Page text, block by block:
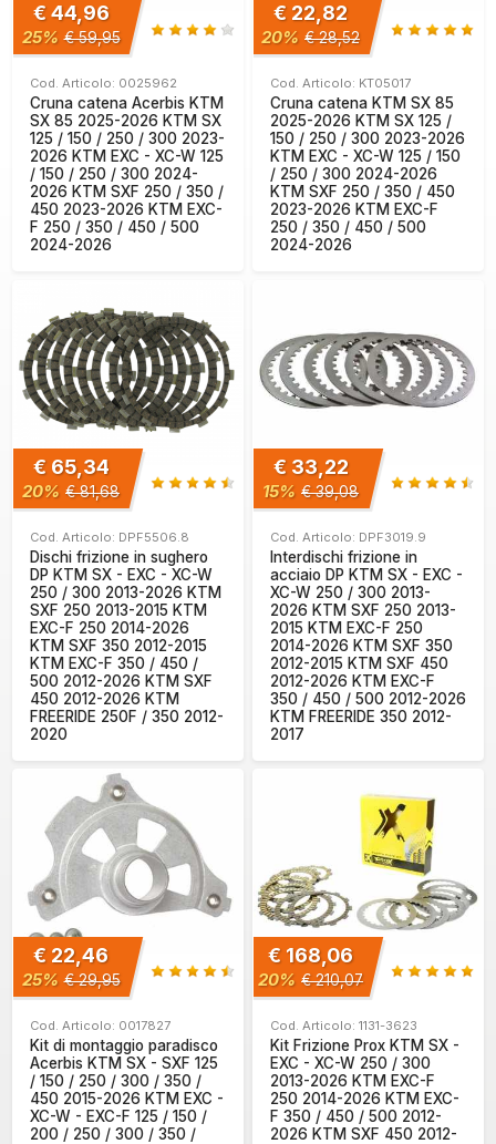
€ 44,96
25% € 59,95
Cod. Articolo: 0025962
Cruna catena Acerbis KTM
SX 85 2025-2026 KTM SX
125 / 150 / 250 / 300 2023-
2026 KTM EXC - XC-W 125
/ 150 / 250 / 300 2024-
2026 KTM SXF 250 / 350 /
450 2023-2026 KTM EXC-
F 250 / 350 / 450 / 500
2024-2026
€ 22,82
20% € 28,52
Cod. Articolo: KT05017
Cruna catena KTM SX 85
2025-2026 KTM SX 125 /
150 / 250 / 300 2023-2026
KTM EXC - XC-W 125 / 150
/ 250 / 300 2024-2026
KTM SXF 250 / 350 / 450
2023-2026 KTM EXC-F
250 / 350 / 450 / 500
2024-2026
€ 65,34
20% € 81,68
Cod. Articolo: DPF5506.8
Dischi frizione in sughero
DP KTM SX - EXC - XC-W
250 / 300 2013-2026 KTM
SXF 250 2013-2015 KTM
EXC-F 250 2014-2026
KTM SXF 350 2012-2015
KTM EXC-F 350 / 450 /
500 2012-2026 KTM SXF
450 2012-2026 KTM
FREERIDE 250F / 350 2012-
2020
€ 33,22
15% € 39,08
Cod. Articolo: DPF3019.9
Interdischi frizione in
acciaio DP KTM SX - EXC -
XC-W 250 / 300 2013-
2026 KTM SXF 250 2013-
2015 KTM EXC-F 250
2014-2026 KTM SXF 350
2012-2015 KTM SXF 450
2012-2026 KTM EXC-F
350 / 450 / 500 2012-2026
KTM FREERIDE 350 2012-
2017
€ 22,46
25% € 29,95
Cod. Articolo: 0017827
Kit di montaggio paradisco
Acerbis KTM SX - SXF 125
/ 150 / 250 / 300 / 350 /
450 2015-2026 KTM EXC -
XC-W - EXC-F 125 / 150 /
200 / 250 / 300 / 350 /
€ 168,06
20% € 210,07
Cod. Articolo: 1131-3623
Kit Frizione Prox KTM SX -
EXC - XC-W 250 / 300
2013-2026 KTM EXC-F
250 2014-2026 KTM EXC-
F 350 / 450 / 500 2012-
2026 KTM SXF 450 2012-